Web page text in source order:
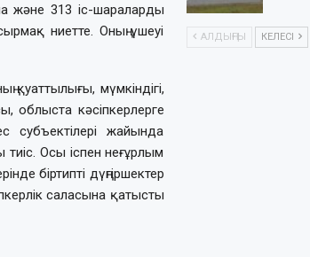
және 313 іс-шараларды
ниетте. Оның үшеуі
қуаттылығы, мүмкіндігі,
облыста кәсіпкерлерге
жайында
Осы іспен неғұрлым
біртипті дүңгіршектер
саласына қатысты
АЛДЫҢҒЫ КЕЛЕСІ